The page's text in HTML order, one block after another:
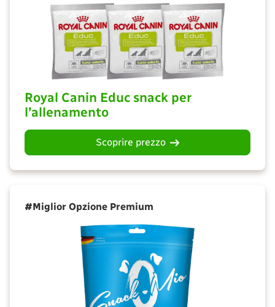
Royal Canin Educ snack per
l’allenamento
Scoprire prezzo
#Miglior Opzione Premium